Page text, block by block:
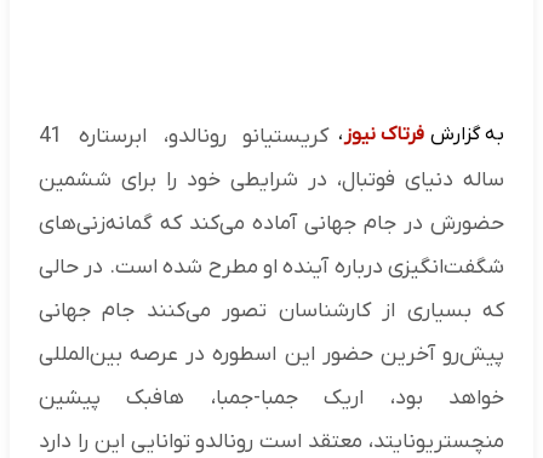
به گزارش فرتاک نیوز ،
کریستیانو رونالدو، ابرستاره 41
ساله دنیای فوتبال، در شرایطی خود را برای ششمین
حضورش در جام جهانی آماده می‌کند که گمانه‌زنی‌های
شگفت‌انگیزی درباره آینده او مطرح شده است. در حالی
که بسیاری از کارشناسان تصور می‌کنند جام جهانی
پیش‌رو آخرین حضور این اسطوره در عرصه بین‌المللی
خواهد بود، اریک جمبا-جمبا، هافبک پیشین
منچستریونایتد، معتقد است رونالدو توانایی این را دارد